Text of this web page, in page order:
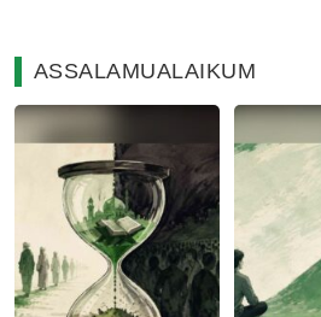
ASSALAMUALAIKUM